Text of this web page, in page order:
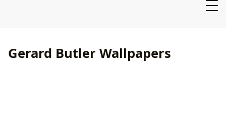
Gerard Butler Wallpapers